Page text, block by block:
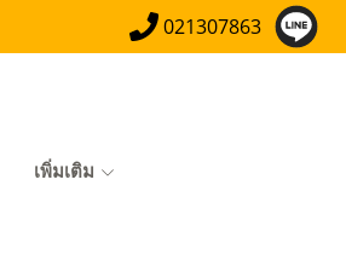
021307863
เพิ่มเติม